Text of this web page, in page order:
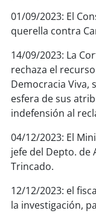
01/09/2023: El
querella contra
14/09/2023: La
rechaza el
Democracia Viva,
esfera de sus
indefensión al
04/12/2023: El
jefe del Depto. de
Trincado.
12/12/2023: el
la investigación,